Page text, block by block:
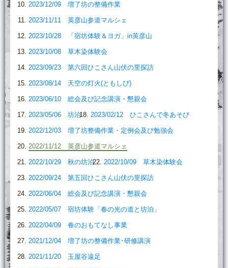
2023/12/09 増了坊の整備作業
2023/11/11 英彦山参道マルシェ
2023/10/28 「宿坊体験＆ヨガ」in英彦山
2023/10/08 草木染体験会
2023/09/23 第六回ひこさん山伏の里探訪
2023/08/14 天空の灯火(ともしび)
2023/06/10 総会及び記念講演・懇親会
2023/05/06 坊泊 2023/02/12 ひこさんで冬あそび
2022/12/03 増了坊整備作業・定例会及び勉強会
2022/11/12 英彦山参道マルシェ
2022/10/29 秋の坊泊 2022/10/09 草木染体験会
2022/09/24 第五回ひこさん山伏の里探訪
2022/06/04 総会及び記念講演・懇親会
2022/05/07 宿坊体験「春の光の道と坊泊」
2022/04/09 春のおもてなし事業
2021/12/04 増了坊の整備作業･研修講演
2021/11/20 玉屋谷遠足